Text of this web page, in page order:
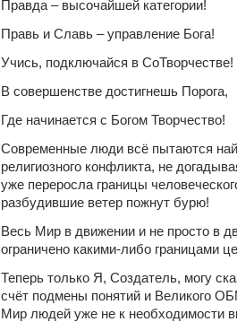
Правда – высочайшей категории!
Правь и Славь – управление Бога!
Учись, подключайся в СоТворчестве!
В совершенстве достигнешь Порога,
Где начинается с Богом Творчество!
Современные люди всё пытаются
религиозного конфликта, не
уже переросла границы
разбудившие ветер пожнут бурю!
Весь Мир в движении и не просто в
ограничено какими-либо границами
Теперь только Я, Создатель, могу
счёт подмены понятий и Великого
Мир людей уже не к необходимости